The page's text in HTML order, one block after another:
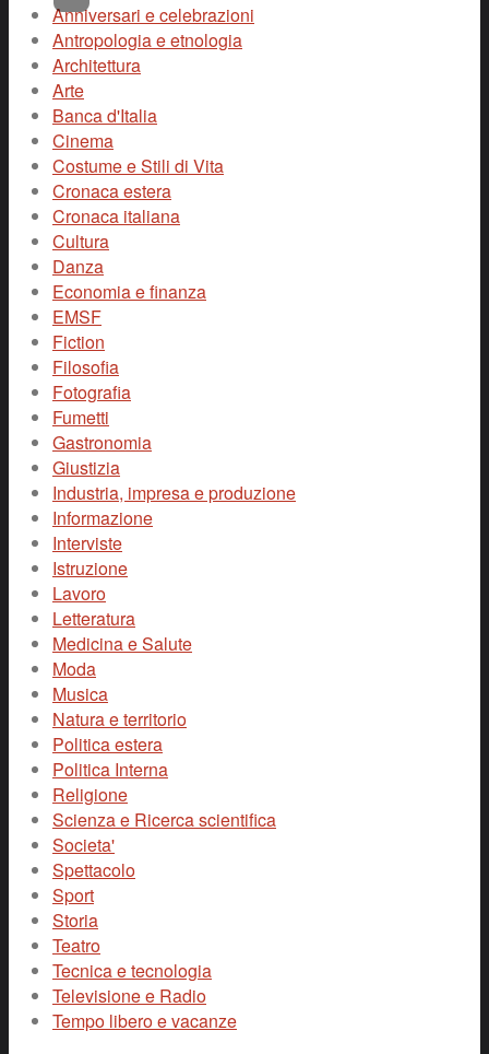
Anniversari e celebrazioni
Antropologia e etnologia
Architettura
Arte
Banca d'Italia
Cinema
Costume e Stili di Vita
Cronaca estera
Cronaca italiana
Cultura
Danza
Economia e finanza
EMSF
Fiction
Filosofia
Fotografia
Fumetti
Gastronomia
Giustizia
Industria, impresa e produzione
Informazione
Interviste
Istruzione
Lavoro
Letteratura
Medicina e Salute
Moda
Musica
Natura e territorio
Politica estera
Politica Interna
Religione
Scienza e Ricerca scientifica
Societa'
Spettacolo
Sport
Storia
Teatro
Tecnica e tecnologia
Televisione e Radio
Tempo libero e vacanze